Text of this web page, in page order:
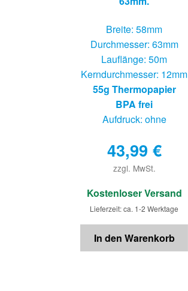
Breite: 58mm
Durchmesser: 63mm
Lauflänge: 50m
Kerndurchmesser: 12mm
55g Thermopapier
BPA frei
Aufdruck: ohne
43,99 €
zzgl. MwSt.
€
Kostenloser Versand
Lieferzeit: ca. 1-2 Werktage
In den Warenkorb